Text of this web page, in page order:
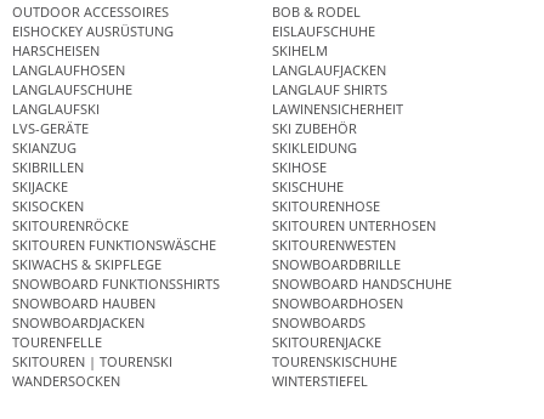
OUTDOOR ACCESSOIRES
BOB & RODEL
EISHOCKEY AUSRÜSTUNG
EISLAUFSCHUHE
HARSCHEISEN
SKIHELM
LANGLAUFHOSEN
LANGLAUFJACKEN
LANGLAUFSCHUHE
LANGLAUF SHIRTS
LANGLAUFSKI
LAWINENSICHERHEIT
LVS-GERÄTE
SKI ZUBEHÖR
SKIANZUG
SKIKLEIDUNG
SKIBRILLEN
SKIHOSE
SKIJACKE
SKISCHUHE
SKISOCKEN
SKITOURENHOSE
SKITOURENRÖCKE
SKITOUREN UNTERHOSEN
SKITOUREN FUNKTIONSWÄSCHE
SKITOURENWESTEN
SKIWACHS & SKIPFLEGE
SNOWBOARDBRILLE
SNOWBOARD FUNKTIONSSHIRTS
SNOWBOARD HANDSCHUHE
SNOWBOARD HAUBEN
SNOWBOARDHOSEN
SNOWBOARDJACKEN
SNOWBOARDS
TOURENFELLE
SKITOURENJACKE
SKITOUREN | TOURENSKI
TOURENSKISCHUHE
WANDERSOCKEN
WINTERSTIEFEL